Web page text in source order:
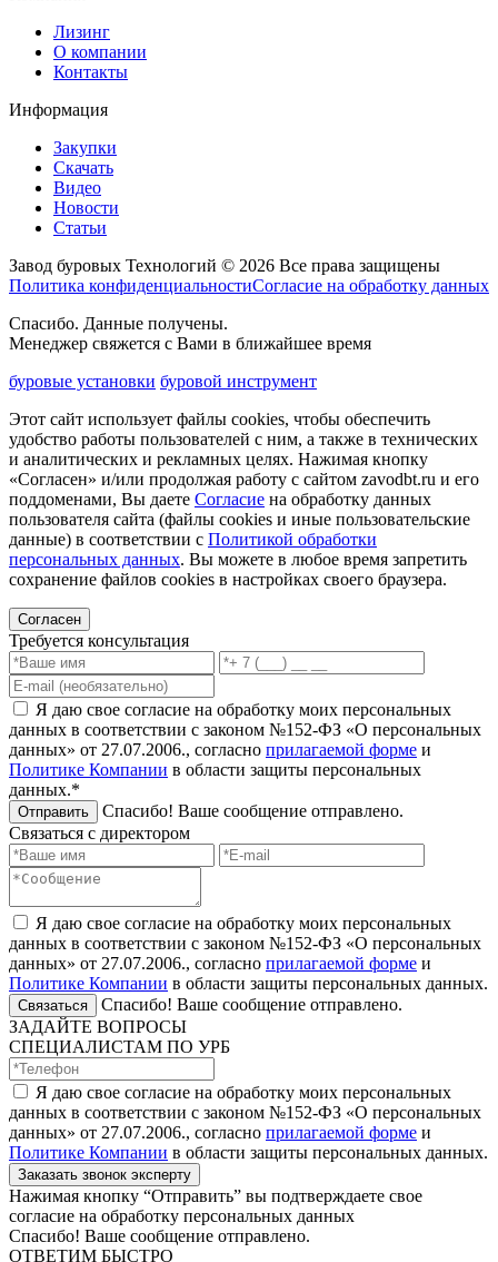
Лизинг
О компании
Контакты
Информация
Закупки
Скачать
Видео
Новости
Статьи
Завод буровых Технологий © 2026 Все права защищены
Политика конфиденциальностиСогласие на обработку данных
Спасибо. Данные получены.
Менеджер свяжется с Вами в ближайшее время
буровые установки буровой инструмент
Этот сайт использует файлы cookies, чтобы обеспечить
удобство работы пользователей с ним, а также в технических
и аналитических и рекламных целях. Нажимая кнопку
«Согласен» и/или продолжая работу с сайтом zavodbt.ru и его
поддоменами, Вы даете Согласие на обработку данных
пользователя сайта (файлы cookies и иные пользовательские
данные) в соответствии с Политикой обработки
персональных данных. Вы можете в любое время запретить
сохранение файлов cookies в настройках своего браузера.
Согласен
Требуется консультация
Я даю свое согласие на обработку моих персональных
данных в соответствии с законом №152-ФЗ «О персональных
данных» от 27.07.2006., согласно прилагаемой форме и
Политике Компании в области защиты персональных
данных.*
Отправить
Спасибо! Ваше сообщение отправлено.
Связаться с директором
Я даю свое согласие на обработку моих персональных
данных в соответствии с законом №152-ФЗ «О персональных
данных» от 27.07.2006., согласно прилагаемой форме и
Политике Компании в области защиты персональных данных.
Связаться
Спасибо! Ваше сообщение отправлено.
ЗАДАЙТЕ ВОПРОСЫ
СПЕЦИАЛИСТАМ ПО УРБ
Я даю свое согласие на обработку моих персональных
данных в соответствии с законом №152-ФЗ «О персональных
данных» от 27.07.2006., согласно прилагаемой форме и
Политике Компании в области защиты персональных данных.
Заказать звонок эксперту
Нажимая кнопку “Отправить” вы подтверждаете свое
согласие на обработку персональных данных
Спасибо! Ваше сообщение отправлено.
ОТВЕТИМ БЫСТРО